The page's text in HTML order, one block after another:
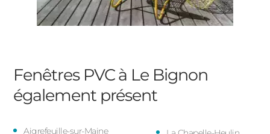
Fenêtres PVC à Le Bignon
également présent
Aigrefeuille-sur-Maine